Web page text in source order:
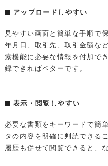
アップロードしやすい
見やすい画面と簡単な手順で
年月日、取引先、取引金額な
索機能に必要な情報を付加で
録できればベターです。
表示・閲覧しやすい
必要な書類をキーワードで簡
タの内容を明確に判読できる
履歴も併せて閲覧できると、